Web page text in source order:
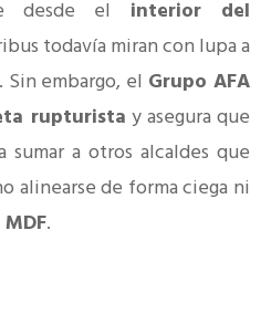
desde el interior del
todavía miran con lupa a
embargo, el Grupo AFA
rupturista y asegura que
sumar a otros alcaldes que
alinearse de forma ciega ni
MDF.